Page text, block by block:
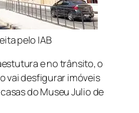
pelo IAB
e no trânsito, o
vai desfigurar imóveis
do Museu Julio de